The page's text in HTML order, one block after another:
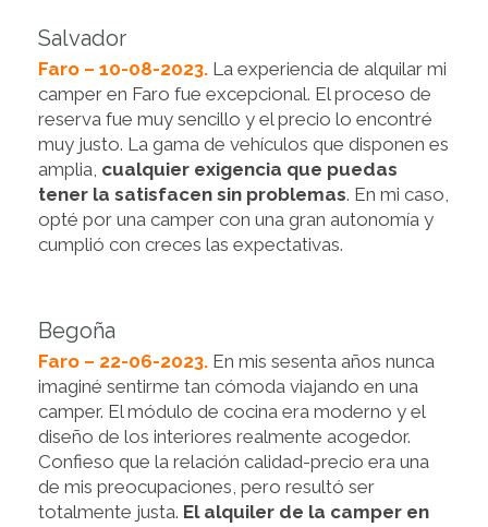
Salvador
Faro – 10-08-2023. La experiencia de alquilar mi
camper en Faro fue excepcional. El proceso de
reserva fue muy sencillo y el precio lo encontré
muy justo. La gama de vehículos que disponen es
amplia, cualquier exigencia que puedas
tener la satisfacen sin problemas. En mi caso,
opté por una camper con una gran autonomía y
cumplió con creces las expectativas.
Begoña
Faro – 22-06-2023. En mis sesenta años nunca
imaginé sentirme tan cómoda viajando en una
camper. El módulo de cocina era moderno y el
diseño de los interiores realmente acogedor.
Confieso que la relación calidad-precio era una
de mis preocupaciones, pero resultó ser
totalmente justa. El alquiler de la camper en